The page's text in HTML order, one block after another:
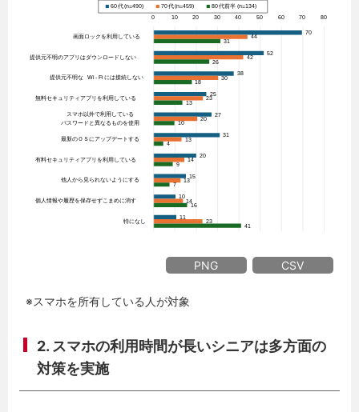
PNG CSV
※スマホを所有している人が対象
2. スマホの利用時間が長いシニアは多方面の
対策を実施